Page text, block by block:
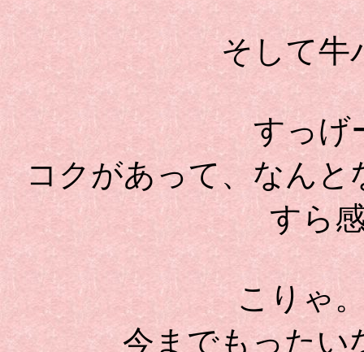
そして牛
すっげ
コクがあって、なん
すら
こりゃ
今までもったい